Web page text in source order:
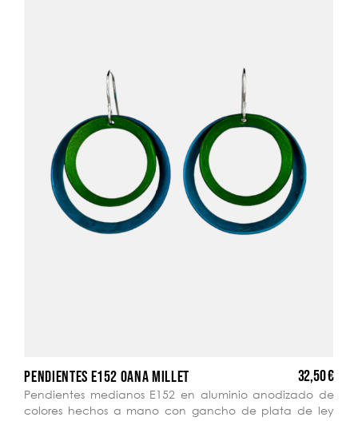
PENDIENTES E152 OANA MILLET 32,50 €
Pendientes medianos E152 en aluminio anodizado de
colores hechos a mano con gancho de plata de ley